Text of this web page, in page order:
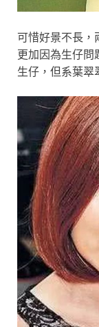
可惜好景不長，
更加因為生仔問
生仔，但系葉翠